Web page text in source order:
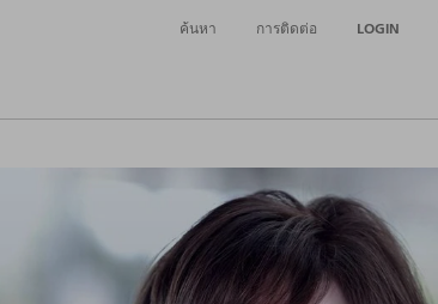
ค้นหา การติดต่อ LOGIN